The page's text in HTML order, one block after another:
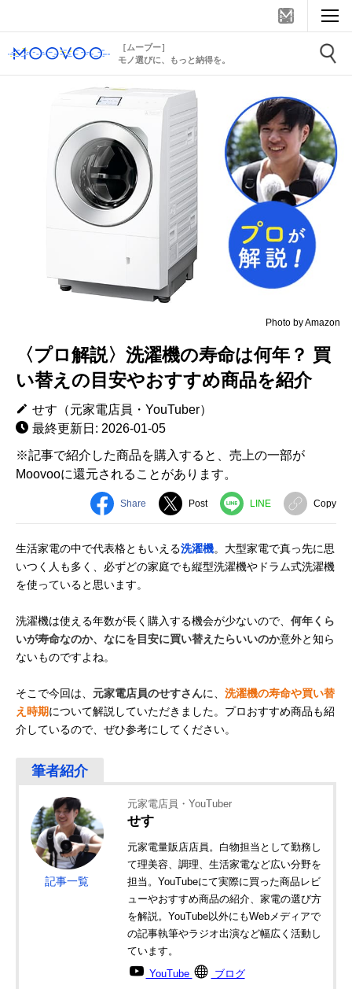
［ムーブー］
モノ選びに、もっと納得を。
Photo by Amazon
〈プロ解説〉洗濯機の寿命は何年？ 買
い替えの目安やおすすめ商品を紹介
せす（元家電店員・YouTuber）
最終更新日: 2026-01-05
※記事で紹介した商品を購入すると、売上の一部が
Moovooに還元されることがあります。
Share Post LINE Copy
生活家電の中で代表格ともいえる洗濯機。大型家電で真っ先に思
いつく人も多く、必ずどの家庭でも縦型洗濯機やドラム式洗濯機
を使っていると思います。
洗濯機は使える年数が長く購入する機会が少ないので、 何年くら
いが寿命なのか、なにを目安に買い替えたらいいのか意外と知ら
ないものですよね。
そこで今回は、 元家電店員のせすさんに、 洗濯機の寿命や買い替
え時期について解説していただきました。プロおすすめ商品も紹
介しているので、ぜひ参考にしてください。
記事一覧
元家電店員・YouTuber
せす
元家電量販店店員。白物担当として勤務し
て理美容、調理、生活家電など広い分野を
担当。YouTubeにて実際に買った商品レビ
ューやおすすめ商品の紹介、家電の選び方
を解説。YouTube以外にもWebメディアで
の記事執筆やラジオ出演など幅広く活動し
ています。
YouTube ブログ